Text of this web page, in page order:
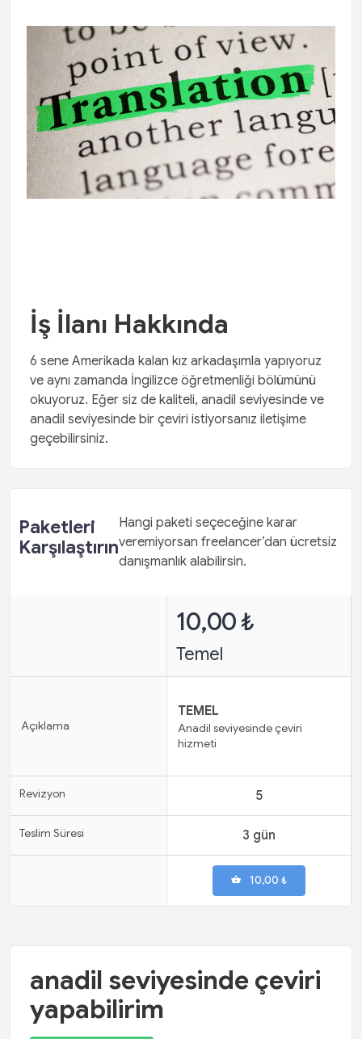
İş İlanı Hakkında
6 sene Amerikada kalan kız arkadaşımla yapıyoruz
ve aynı zamanda İngilizce öğretmenliği bölümünü
okuyoruz. Eğer siz de kaliteli, anadil seviyesinde ve
anadil seviyesinde bir çeviri istiyorsanız iletişime
geçebilirsiniz.
Paketleri
Karşılaştırın
Hangi paketi seçeceğine karar
veremiyorsan freelancer’dan ücretsiz
danışmanlık alabilirsin.
10,00 ₺
Temel
Açıklama
TEMEL
Anadil seviyesinde çeviri
hizmeti
Revizyon 5
Teslim Süresi 3 gün
10,00 ₺
anadil seviyesinde çeviri
yapabilirim